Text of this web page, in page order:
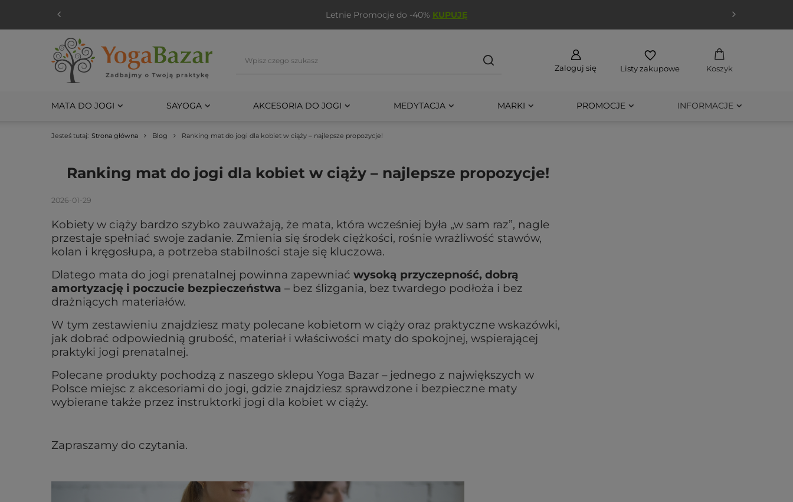
Letnie Promocje do -40% KUPUJĘ
Zaloguj się Listy zakupowe Koszyk
MATA DO JOGI SAYOGA AKCESORIA DO JOGI MEDYTACJA MARKI PROMOCJE INFORMACJE
Jesteś tutaj: Strona główna Blog Ranking mat do jogi dla kobiet w ciąży – najlepsze propozycje!
Ranking mat do jogi dla kobiet w ciąży – najlepsze propozycje!
2026-01-29
Kobiety w ciąży bardzo szybko zauważają, że mata, która wcześniej była „w sam raz”, nagle
przestaje spełniać swoje zadanie. Zmienia się środek ciężkości, rośnie wrażliwość stawów,
kolan i kręgosłupa, a potrzeba stabilności staje się kluczowa.
Dlatego mata do jogi prenatalnej powinna zapewniać wysoką przyczepność, dobrą
amortyzację i poczucie bezpieczeństwa – bez ślizgania, bez twardego podłoża i bez
drażniących materiałów.
W tym zestawieniu znajdziesz maty polecane kobietom w ciąży oraz praktyczne wskazówki,
jak dobrać odpowiednią grubość, materiał i właściwości maty do spokojnej, wspierającej
praktyki jogi prenatalnej.
Polecane produkty pochodzą z naszego sklepu Yoga Bazar – jednego z największych w
Polsce miejsc z akcesoriami do jogi, gdzie znajdziesz sprawdzone i bezpieczne maty
wybierane także przez instruktorki jogi dla kobiet w ciąży.
Zapraszamy do czytania.